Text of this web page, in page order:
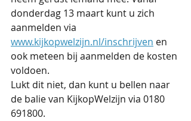
donderdag 13 maart kunt u zich
aanmelden via
www.kijkopwelzijn.nl/inschrijven en
ook meteen bij aanmelden de kosten
voldoen.
Lukt dit niet, dan kunt u bellen naar
de balie van KijkopWelzijn via 0180
691800.